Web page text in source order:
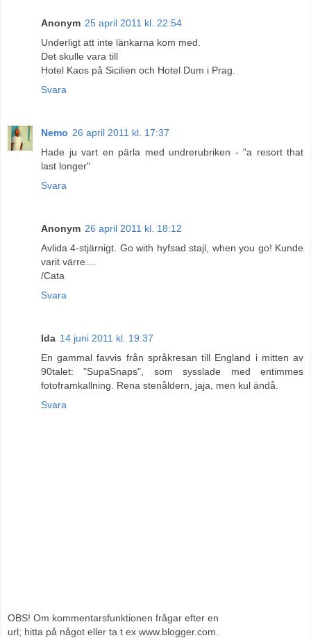
Anonym 25 april 2011 kl. 22:54
Underligt att inte länkarna kom med.
Det skulle vara till
Hotel Kaos på Sicilien och Hotel Dum i Prag.
Svara
Nemo 26 april 2011 kl. 17:37
Hade ju vart en pärla med undrerubriken - "a resort that
last longer"
Svara
Anonym 26 april 2011 kl. 18:12
Avlida 4-stjärnigt. Go with hyfsad stajl, when you go! Kunde
varit värre....
/Cata
Svara
Ida 14 juni 2011 kl. 19:37
En gammal favvis från språkresan till England i mitten av
90talet: "SupaSnaps", som sysslade med entimmes
fotoframkallning. Rena stenåldern, jaja, men kul ändå.
Svara
OBS! Om kommentarsfunktionen frågar efter en
url; hitta på något eller ta t ex www.blogger.com.